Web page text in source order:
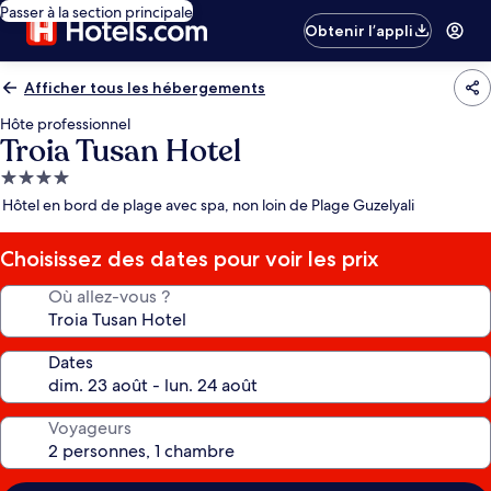
Passer à la section principale
Obtenir l’appli
Afficher tous les hébergements
Hôte professionnel
Troia Tusan Hotel
Hébergement
4.0 étoiles
Hôtel en bord de plage avec spa, non loin de Plage Guzelyali
Choisissez des dates pour voir les prix
Où allez-vous ?
Dates
Voyageurs